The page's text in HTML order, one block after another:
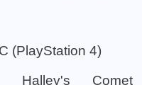
(PlayStation 4)
Halley's Comet